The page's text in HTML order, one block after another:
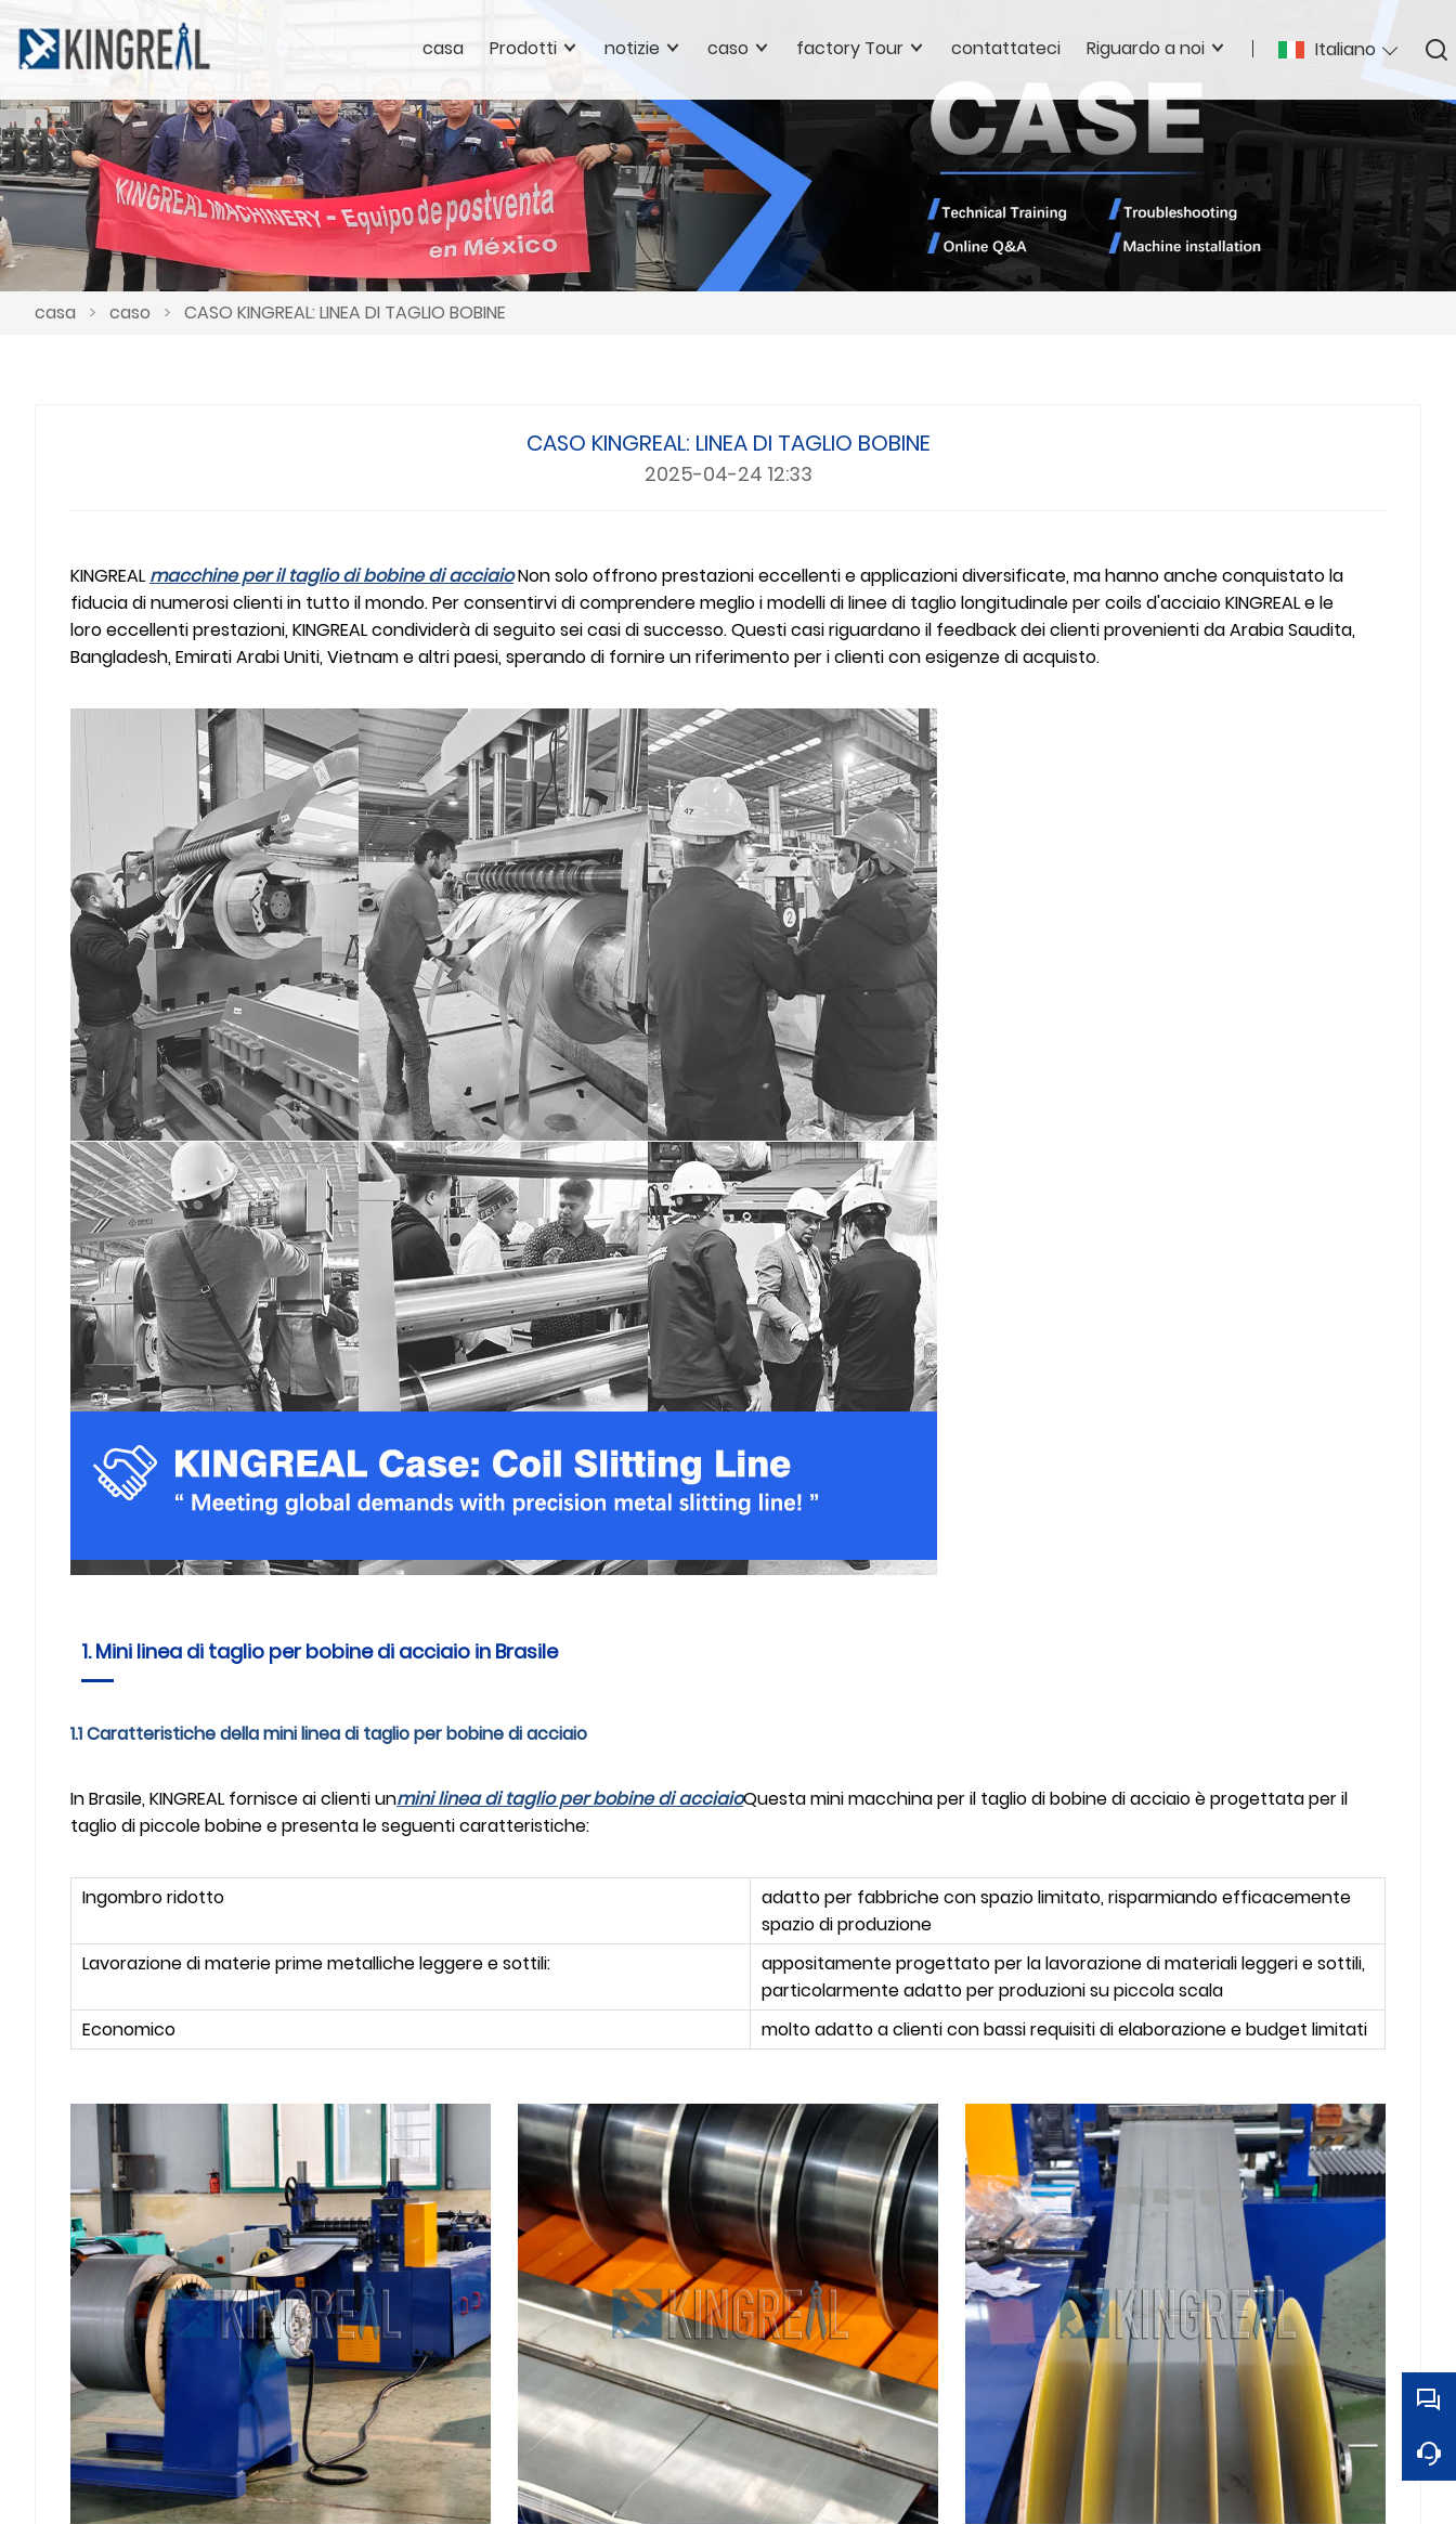
Italiano
casa Prodotti notizie caso factory Tour contattateci Riguardo a noi
casa > caso > CASO KINGREAL: LINEA DI TAGLIO BOBINE
CASO KINGREAL: LINEA DI TAGLIO BOBINE
2025-04-24 12:33
KINGREALmacchine per il taglio di bobine di acciaioNon solo offrono prestazioni eccellenti e applicazioni diversificate, ma hanno anche conquistato la
fiducia di numerosi clienti in tutto il mondo. Per consentirvi di comprendere meglio i modelli di linee di taglio longitudinale per coils d'acciaio KINGREAL e le
loro eccellenti prestazioni, KINGREAL condividerà di seguito sei casi di successo. Questi casi riguardano il feedback dei clienti provenienti da Arabia Saudita,
Bangladesh, Emirati Arabi Uniti, Vietnam e altri paesi, sperando di fornire un riferimento per i clienti con esigenze di acquisto.
1. Mini linea di taglio per bobine di acciaio in Brasile
1.1 Caratteristiche della mini linea di taglio per bobine di acciaio
In Brasile, KINGREAL fornisce ai clienti unmini linea di taglio per bobine di acciaioQuesta mini macchina per il taglio di bobine di acciaio è progettata per il
taglio di piccole bobine e presenta le seguenti caratteristiche:
Ingombro ridotto
adatto per fabbriche con spazio limitato, risparmiando efficacemente
spazio di produzione
Lavorazione di materie prime metalliche leggere e sottili:
appositamente progettato per la lavorazione di materiali leggeri e sottili,
particolarmente adatto per produzioni su piccola scala
Economico
molto adatto a clienti con bassi requisiti di elaborazione e budget limitati